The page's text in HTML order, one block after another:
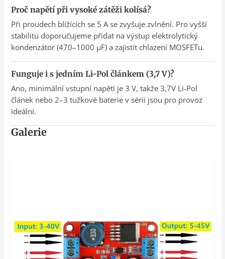
Proč napětí při vysoké zátěži kolísá?
Při proudech blížících se 5 A se zvyšuje zvlnění. Pro vyšší
stabilitu doporučujeme přidat na výstup elektrolytický
kondenzátor (470–1000 µF) a zajistit chlazení MOSFETu.
Funguje i s jedním Li-Pol článkem (3,7 V)?
Ano, minimální vstupní napětí je 3 V, takže 3,7V Li-Pol
článek nebo 2–3 tužkové baterie v sérii jsou pro provoz
ideální.
Galerie